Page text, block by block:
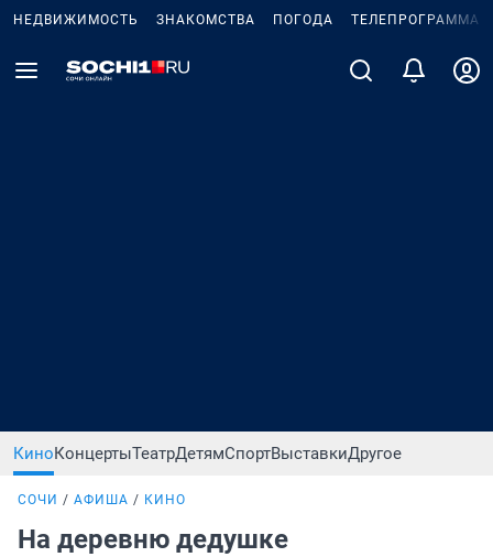
НЕДВИЖИМОСТЬ ЗНАКОМСТВА ПОГОДА ТЕЛЕПРОГРАММА
КиноКонцертыТеатрДетямСпортВыставкиДругое
СОЧИ АФИША КИНО
На деревню дедушке